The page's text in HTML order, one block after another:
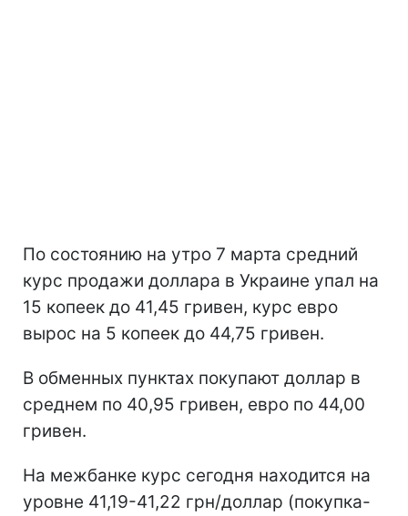
По состоянию на утро 7 марта средний
курс продажи доллара в Украине упал на
15 копеек до 41,45 гривен, курс евро
вырос на 5 копеек до 44,75 гривен.
В обменных пунктах покупают доллар в
среднем по 40,95 гривен, евро по 44,00
гривен.
На межбанке курс сегодня находится на
уровне 41,19-41,22 грн/доллар (покупка-